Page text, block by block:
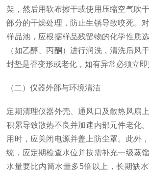
架，然后用软布擦干或使用压缩空气吹
部分的干燥处理，防止生锈导致咬死。
样品池，应根据样品残留物的化学性质
（如乙醇、丙酮）进行润洗，清洗后风
封垫是否变形或老化，如有异常必须立
（二）仪器外部与环境清洁
定期清理仪器外壳、通风口及散热风扇
积累导致散热不良并加速内部元件老化
用时，应关闭电源并盖上防尘罩。此外
统，应定期检查水位并按需补充一级蒸
水量要比内筒水量多5倍以上，长期缺